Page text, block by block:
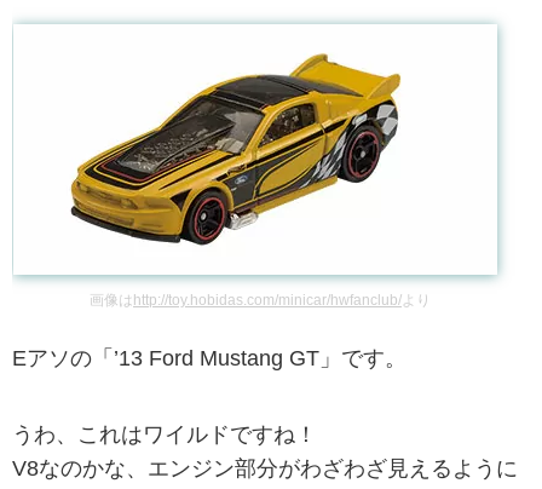
画像は http://toy.hobidas.com/minicar/hwfanclub/より
Eアソの「’13 Ford Mustang GT」です。
うわ、これはワイルドですね！
V8なのかな、エンジン部分がわざわざ見えるように